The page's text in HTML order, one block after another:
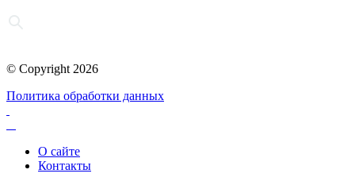
© Copyright 2026
Политика обработки данных
О сайте
Контакты